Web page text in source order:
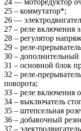
24 — моторедуктор
25 – коммутатор*;
26 —
27 – реле включения
28 – регулятор
29 – реле-
30 – дополнительный
31 – основной блок
32 – реле-
поворота;
33 – реле включения
34 – выключатель
35 – штепсельная
36 – добавочный
37 –